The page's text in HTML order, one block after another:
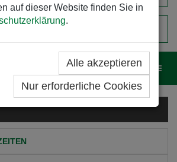
auf dieser Website finden Sie in
.
Alle akzeptieren
Nur erforderliche Cookies
EINKAUFSWAGEN